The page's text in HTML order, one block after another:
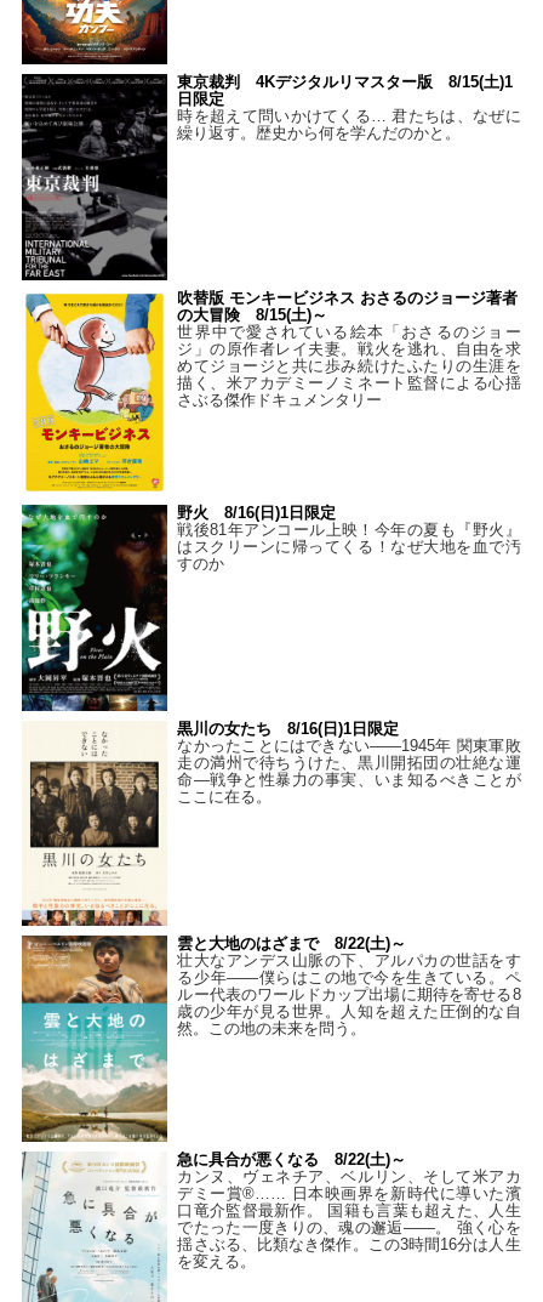
東京裁判 4Kデジタルリマスター版 8/15(土)1
日限定
時を超えて問いかけてくる… 君たちは、なぜに
繰り返す。歴史から何を学んだのかと。
吹替版 モンキービジネス おさるのジョージ著者
の大冒険 8/15(土)～
世界中で愛されている絵本「おさるのジョー
ジ」の原作者レイ夫妻。戦火を逃れ、自由を求
めてジョージと共に歩み続けたふたりの生涯を
描く、米アカデミーノミネート監督による心揺
さぶる傑作ドキュメンタリー
野火 8/16(日)1日限定
戦後81年アンコール上映！今年の夏も『野火』
はスクリーンに帰ってくる！なぜ大地を血で汚
すのか
黒川の女たち 8/16(日)1日限定
なかったことにはできない——1945年 関東軍敗
走の満州で待ちうけた、黒川開拓団の壮絶な運
命―戦争と性暴力の事実、いま知るべきことが
ここに在る。
雲と大地のはざまで 8/22(土)～
壮大なアンデス山脈の下、アルパカの世話をす
る少年――僕らはこの地で今を生きている。ペ
ルー代表のワールドカップ出場に期待を寄せる8
歳の少年が見る世界。人知を超えた圧倒的な自
然。この地の未来を問う。
急に具合が悪くなる 8/22(土)～
カンヌ、ヴェネチア、ベルリン、そして米アカ
デミー賞®…… 日本映画界を新時代に導いた濱
口竜介監督最新作。 国籍も言葉も超えた、人生
でたった一度きりの、魂の邂逅――。 強く心を
揺さぶる、比類なき傑作。この3時間16分は人生
を変える。